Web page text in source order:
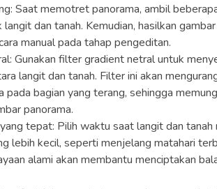
Saat memotret panorama, ambil
dan tanah. Kemudian, hasilkan
manual pada tahap pengeditan.
Gunakan filter gradient netral untuk
langit dan tanah. Filter ini akan
pada bagian yang terang, sehingga
panorama.
tepat: Pilih waktu saat langit dan tanah
lebih kecil, seperti menjelang matahari
alami akan membantu menciptakan